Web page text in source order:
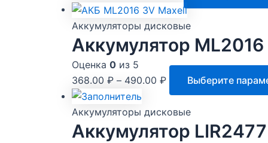
Аккумуляторы дисковые
Аккумулятор
Оценка 0 из 5
368.00 ₽ – 490.00 ₽ Выберите
Аккумуляторы дисковые
Аккумулятор